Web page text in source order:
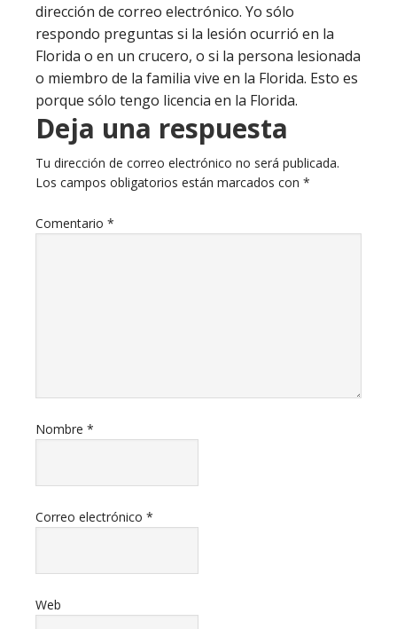
dirección de correo electrónico. Yo sólo
respondo preguntas si la lesión ocurrió en la
Florida o en un crucero, o si la persona lesionada
o miembro de la familia vive en la Florida. Esto es
porque sólo tengo licencia en la Florida.
Deja una respuesta
Tu dirección de correo electrónico no será publicada.
Los campos obligatorios están marcados con *
Comentario *
Nombre *
Correo electrónico *
Web